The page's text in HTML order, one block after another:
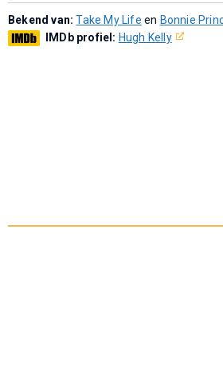
Bekend van:Take My Life en Bonnie
IMDb profiel: Hugh Kelly